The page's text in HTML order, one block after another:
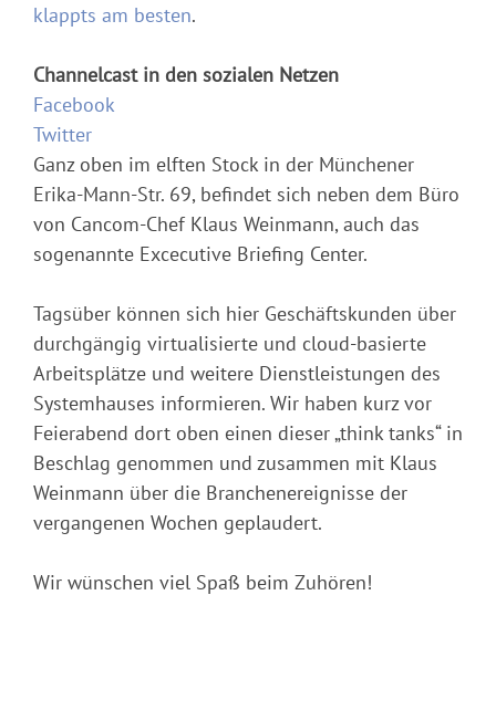
klappts am besten.
Channelcast in den sozialen Netzen
Facebook
Twitter
Ganz oben im elften Stock in der Münchener
Erika-Mann-Str. 69, befindet sich neben dem Büro
von Cancom-Chef Klaus Weinmann, auch das
sogenannte Excecutive Briefing Center.
Tagsüber können sich hier Geschäftskunden über
durchgängig virtualisierte und cloud-basierte
Arbeitsplätze und weitere Dienstleistungen des
Systemhauses informieren. Wir haben kurz vor
Feierabend dort oben einen dieser „think tanks“ in
Beschlag genommen und zusammen mit Klaus
Weinmann über die Branchenereignisse der
vergangenen Wochen geplaudert.
Wir wünschen viel Spaß beim Zuhören!